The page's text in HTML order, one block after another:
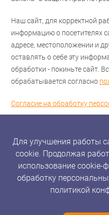
Наш сайт, для корректной
информацию о посетителях
адресе, местоположении и
оставлять о себе эту
обработки - покиньте сайт.
обрабатывается согласно
Согласие на обработку
Для улучшения работы
cookie. Продолжая
использование cookie-
обработку
политикой